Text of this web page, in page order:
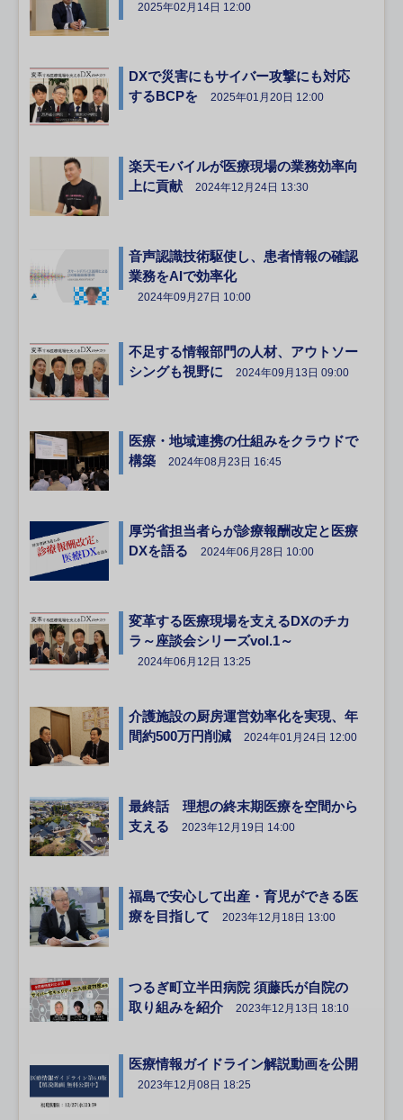
2025年02月14日 12:00
DXで災害にもサイバー攻撃にも対応
するBCPを
2025年01月20日 12:00
楽天モバイルが医療現場の業務効率向
上に貢献
2024年12月24日 13:30
音声認識技術駆使し、患者情報の確認
業務をAIで効率化
2024年09月27日 10:00
不足する情報部門の人材、アウトソー
シングも視野に
2024年09月13日 09:00
医療・地域連携の仕組みをクラウドで
構築
2024年08月23日 16:45
厚労省担当者らが診療報酬改定と医療
DXを語る
2024年06月28日 10:00
変革する医療現場を支えるDXのチカ
ラ～座談会シリーズvol.1～
2024年06月12日 13:25
介護施設の厨房運営効率化を実現、年
間約500万円削減
2024年01月24日 12:00
最終話 理想の終末期医療を空間から
支える
2023年12月19日 14:00
福島で安心して出産・育児ができる医
療を目指して
2023年12月18日 13:00
つるぎ町立半田病院 須藤氏が自院の
取り組みを紹介
2023年12月13日 18:10
医療情報ガイドライン解説動画を公開
2023年12月08日 18:25